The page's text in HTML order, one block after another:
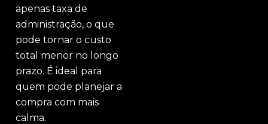
apenas taxa de
administração, o que
pode tornar o custo
total menor no longo
prazo. É ideal para
quem pode planejar a
compra com mais
calma.